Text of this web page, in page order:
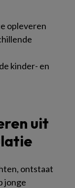
opleveren
kinder- en
uit
ontstaat
jonge